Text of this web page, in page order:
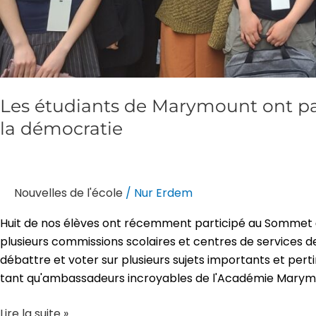
Les étudiants de Marymount ont
la démocratie
Nouvelles de l'école / Nur Erdem
Huit de nos élèves ont récemment participé au
plusieurs commissions scolaires et centres de services
débattre et voter sur plusieurs sujets importants et
tant qu'ambassadeurs incroyables de l'Académie